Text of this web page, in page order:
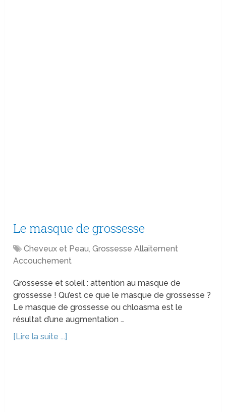
Le masque de grossesse
Cheveux et Peau,Grossesse Allaitement
Accouchement
Grossesse et soleil : attention au masque de
grossesse ! Qu’est ce que le masque de grossesse ?
Le masque de grossesse ou chloasma est le
résultat d’une augmentation …
[Lire la suite ...]